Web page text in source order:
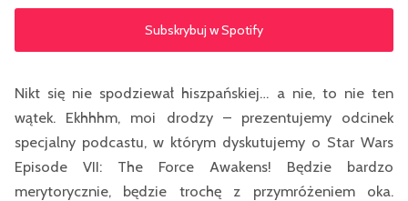
Subskrybuj w Spotify
Nikt się nie spodziewał hiszpańskiej… a nie, to nie ten
wątek. Ekhhhm, moi drodzy – prezentujemy odcinek
specjalny podcastu, w którym dyskutujemy o Star Wars
Episode VII: The Force Awakens! Będzie bardzo
merytorycznie, będzie trochę z przymróżeniem oka.